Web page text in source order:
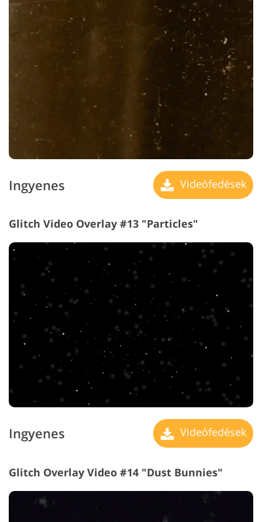
Ingyenes Videófedések
Glitch Video Overlay #13 "Particles"
Ingyenes Videófedések
Glitch Overlay Video #14 "Dust Bunnies"